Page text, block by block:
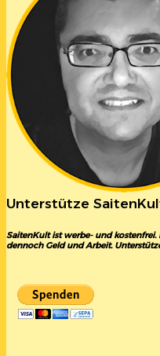
Unterstütze
SaitenKult ist werbe- und
dennoch Geld und Arbeit.